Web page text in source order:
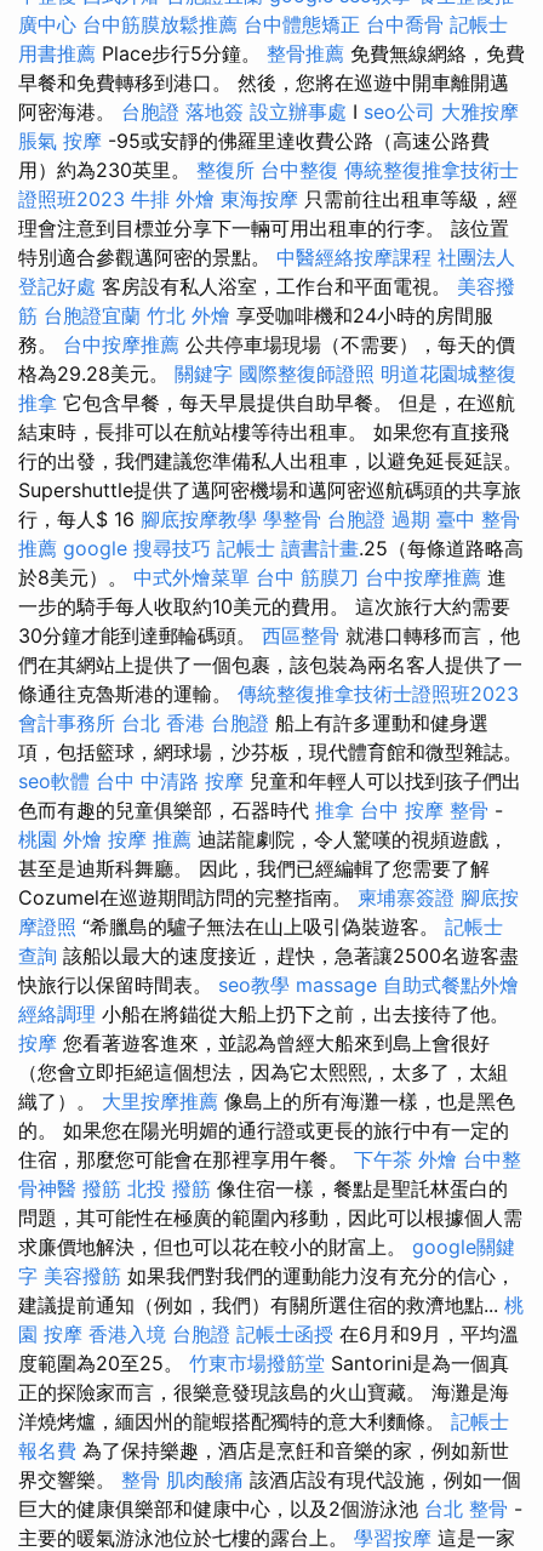
廣中心 台中筋膜放鬆推薦 台中體態矯正 台中喬骨 記帳士
用書推薦 Place步行5分鐘。 整骨推薦 免費無線網絡，免費
早餐和免費轉移到港口。 然後，您將在巡遊中開車離開邁
阿密海港。 台胞證 落地簽 設立辦事處 I seo公司 大雅按摩
脹氣 按摩 -95或安靜的佛羅里達收費公路（高速公路費
用）約為230英里。 整復所 台中整復 傳統整復推拿技術士
證照班2023 牛排 外燴 東海按摩 只需前往出租車等級，經
理會注意到目標並分享下一輛可用出租車的行李。 該位置
特別適合參觀邁阿密的景點。 中醫經絡按摩課程 社團法人
登記好處 客房設有私人浴室，工作台和平面電視。 美容撥
筋 台胞證宜蘭 竹北 外燴 享受咖啡機和24小時的房間服
務。 台中按摩推薦 公共停車場現場（不需要），每天的價
格為29.28美元。 關鍵字 國際整復師證照 明道花園城整復
推拿 它包含早餐，每天早晨提供自助早餐。 但是，在巡航
結束時，長排可以在航站樓等待出租車。 如果您有直接飛
行的出發，我們建議您準備私人出租車，以避免延長延誤。
Supershuttle提供了邁阿密機場和邁阿密巡航碼頭的共享旅
行，每人$ 16 腳底按摩教學 學整骨 台胞證 過期 臺中 整骨
推薦 google 搜尋技巧 記帳士 讀書計畫.25（每條道路略高
於8美元）。 中式外燴菜單 台中 筋膜刀 台中按摩推薦 進
一步的騎手每人收取約10美元的費用。 這次旅行大約需要
30分鐘才能到達郵輪碼頭。 西區整骨 就港口轉移而言，他
們在其網站上提供了一個包裹，該包裝為兩名客人提供了一
條通往克魯斯港的運輸。 傳統整復推拿技術士證照班2023
會計事務所 台北 香港 台胞證 船上有許多運動和健身選
項，包括籃球，網球場，沙芬板，現代體育館和微型雜誌。
seo軟體 台中 中清路 按摩 兒童和年輕人可以找到孩子們出
色而有趣的兒童俱樂部，石器時代 推拿 台中 按摩 整骨 -
桃園 外燴 按摩 推薦 迪諾龍劇院，令人驚嘆的視頻遊戲，
甚至是迪斯科舞廳。 因此，我們已經編輯了您需要了解
Cozumel在巡遊期間訪問的完整指南。 柬埔寨簽證 腳底按
摩證照 “希臘島的驢子無法在山上吸引偽裝遊客。 記帳士
查詢 該船以最大的速度接近，趕快，急著讓2500名遊客盡
快旅行以保留時間表。 seo教學 massage 自助式餐點外燴
經絡調理 小船在將錨從大船上扔下之前，出去接待了他。
按摩 您看著遊客進來，並認為曾經大船來到島上會很好
（您會立即拒絕這個想法，因為它太熙熙,，太多了，太組
織了）。 大里按摩推薦 像島上的所有海灘一樣，也是黑色
的。 如果您在陽光明媚的通行證或更長的旅行中有一定的
住宿，那麼您可能會在那裡享用午餐。 下午茶 外燴 台中整
骨神醫 撥筋 北投 撥筋 像住宿一樣，餐點是聖託林蛋白的
問題，其可能性在極廣的範圍內移動，因此可以根據個人需
求廉價地解決，但也可以花在較小的財富上。 google關鍵
字 美容撥筋 如果我們對我們的運動能力沒有充分的信心，
建議提前通知（例如，我們）有關所選住宿的救濟地點... 桃
園 按摩 香港入境 台胞證 記帳士函授 在6月和9月，平均溫
度範圍為20至25。 竹東市場撥筋堂 Santorini是為一個真
正的探險家而言，很樂意發現該島的火山寶藏。 海灘是海
洋燒烤爐，緬因州的龍蝦搭配獨特的意大利麵條。 記帳士
報名費 為了保持樂趣，酒店是烹飪和音樂的家，例如新世
界交響樂。 整骨 肌肉酸痛 該酒店設有現代設施，例如一個
巨大的健康俱樂部和健康中心，以及2個游泳池 台北 整骨 -
主要的暖氣游泳池位於七樓的露台上。 學習按摩 這是一家